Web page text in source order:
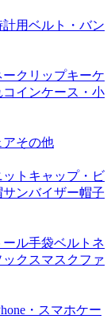
計用ベルト・バン
ークリップキーケ
コインケース・小
アその他
ットキャップ・ビ
サンバイザー帽子
ール手袋ベルト ネ
クスマスクファ
・スマホケー